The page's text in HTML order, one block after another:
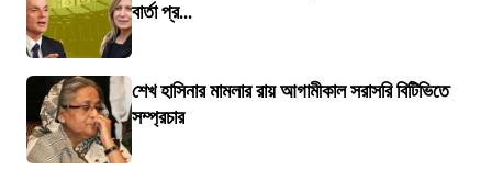
বার্তা প্র...
শেখ হাসিনার মামলার রায় আগামীকাল সরাসরি বিটিভিতে
সম্প্রচার